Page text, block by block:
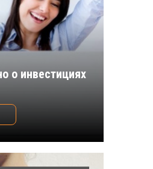
о инвестициях